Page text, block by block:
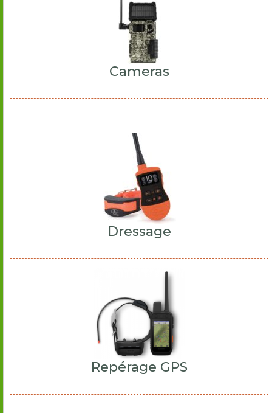
Cameras
Dressage
Repérage GPS